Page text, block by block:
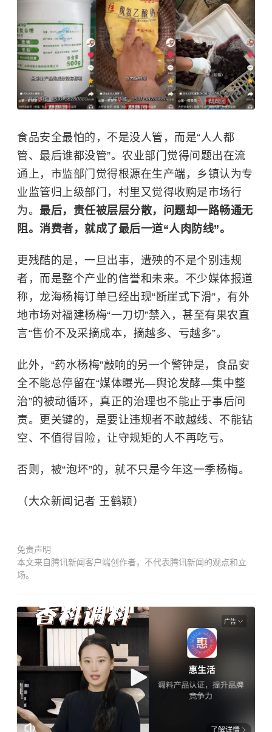
食品安全最怕的，不是没人管，而是“人人都
管、最后谁都没管”。农业部门觉得问题出在流
通上，市监部门觉得根源在生产端，乡镇认为专
业监管归上级部门，村里又觉得收购是市场行
为。 最后，责任被层层分散，问题却一路畅通无
阻。消费者，就成了最后一道“人肉防线”。
更残酷的是，一旦出事，遭殃的不是个别违规
者，而是整个产业的信誉和未来。不少媒体报道
称，龙海杨梅订单已经出现“断崖式下滑”，有外
地市场对福建杨梅“一刀切”禁入，甚至有果农直
言“售价不及采摘成本，摘越多、亏越多”。
此外，“药水杨梅”敲响的另一个警钟是，食品安
全不能总停留在“媒体曝光—舆论发酵—集中整
治”的被动循环，真正的治理也不能止于事后问
责。更关键的，是要让违规者不敢越线、不能钻
空、不值得冒险，让守规矩的人不再吃亏。
否则，被“泡坏”的，就不只是今年这一季杨梅。
（大众新闻记者 王鹤颖）
免责声明
本文来自腾讯新闻客户端创作者，不代表腾讯新闻的观点和立
场。
广告
了解详情